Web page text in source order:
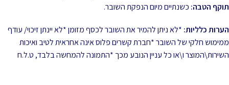
תוקף הטבה: כשנתיים מיום הנפקת השובר.
הערות כלליות: *לא ניתן להמיר את השובר לכסף מזומן *לא יינתן זיכוי/ עודף
ממימוש חלקי של השובר *חברת קשרים פלוס אינה אחראית לטיב ואיכות
השירות\המוצר ו\או כל עניין הנובע מכך *התמונה להמחשה בלבד, ט.ל.ח